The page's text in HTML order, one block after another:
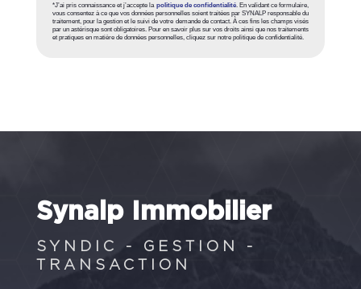
*J’ai pris connaissance et j’accepte la politique de confidentialité. En validant ce formulaire,
vous consentez à ce que vos données personnelles soient traitées par SYNALP responsable du
traitement, pour la gestion et le suivi de votre demande de contact. À ces fins les champs visés
par un astérisque sont obligatoires. Pour en savoir plus sur vos droits ainsi que nos traitements
et pratiques en matière de données personnelles, cliquez sur notre politique de confidentialité.
Synalp Immobilier
SYNDIC - GESTION -
TRANSACTION